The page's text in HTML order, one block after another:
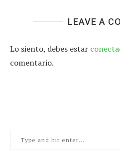
LEAVE A
Lo siento, debes estar
comentario.